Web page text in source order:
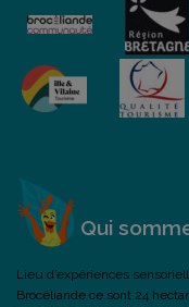
Qui
Lieu d’expériences
Brocéliande ce sont 24